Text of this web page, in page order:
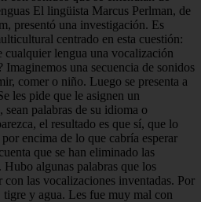
El lingüista Marcus Perlman, de
presentó una investigación. Es
centrado en esta cuestión:
cualquier lengua una vocalización
Imaginemos una secuencia de sonidos
comer o niño. Luego se presenta a
les pide que le asignen un
palabras de su idioma o
el resultado es que sí, que lo
encima de lo que cabría esperar
que se han eliminado las
algunas palabras que los
las vocalizaciones inventadas. Por
y agua. Les fue muy mal con